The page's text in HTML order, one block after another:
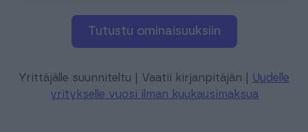
Tutustu ominaisuuksiin
Yrittäjälle suunniteltu | Vaatii kirjanpitäjän |
Uudelle
yritykselle vuosi ilman kuukausimaksua